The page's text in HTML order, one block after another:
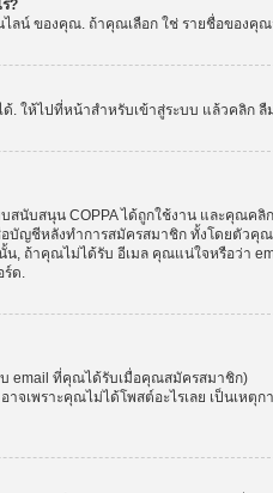
?
น์ ของคุณ. ถ้าคุณเลือก ใช่ รายชื่อของคุ
ให้ไปที่หน้าสำหรับเข้าสู่ระบบ แล้วคลิก
สนับสนุน COPPA ได้ถูกใช้งาน และคุ
ชีหลังทำการสมัครสมาชิก ทั้งโดยตัวคุ
ถ้าคุณไม่ได้รับ อีเมล คุณแน่ใจหรือว่า
ร์ด.
email ที่คุณได้รับเมื่อคุณสมัครสมาชิก)
จเพราะคุณไม่ได้โพสต์อะไรเลย เป็นเห